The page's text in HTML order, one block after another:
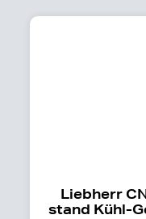
Liebherr
stand Kühl-